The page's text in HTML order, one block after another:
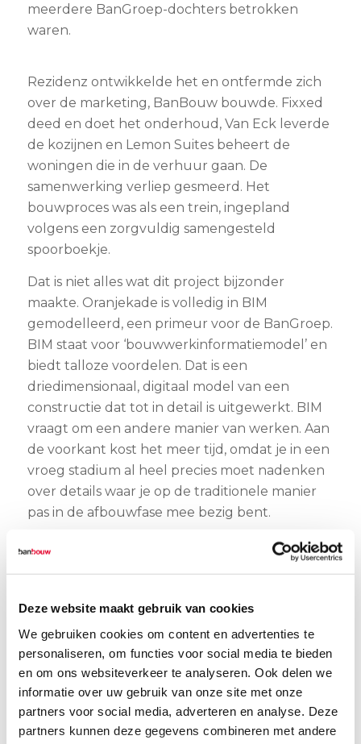
Deze website maakt gebruik van cookies
We gebruiken cookies om content en advertenties te
personaliseren, om functies voor social media te bieden
en om ons websiteverkeer te analyseren. Ook delen we
informatie over uw gebruik van onze site met onze
partners voor social media, adverteren en analyse. Deze
partners kunnen deze gegevens combineren met andere
meerdere BanGroep-dochters betrokken
waren.
Rezidenz ontwikkelde het en ontfermde zich
over de marketing, BanBouw bouwde. Fixxed
deed en doet het onderhoud, Van Eck leverde
de kozijnen en Lemon Suites beheert de
woningen die in de verhuur gaan. De
samenwerking verliep gesmeerd. Het
bouwproces was als een trein, ingepland
volgens een zorgvuldig samengesteld
spoorboekje.
Dat is niet alles wat dit project bijzonder
maakte. Oranjekade is volledig in BIM
gemodelleerd, een primeur voor de BanGroep.
BIM staat voor ‘bouwwerkinformatiemodel’ en
biedt talloze voordelen. Dat is een
driedimensionaal, digitaal model van een
constructie dat tot in detail is uitgewerkt. BIM
vraagt om een andere manier van werken. Aan
de voorkant kost het meer tijd, omdat je in een
vroeg stadium al heel precies moet nadenken
over details waar je op de traditionele manier
pas in de afbouwfase mee bezig bent.
Jack Aldenhoven grijpt de microfoon en neemt
2008 is dit terrein in de verkoop gegaan. Wij
zagen het meteen zitten, maakten een plan en
wonnen de tender. De tijd werkte helaas niet
zo mee. Niet veel later brak de bankencrisis uit
en dat had gigantische gevolgen voor onze
sector. We besloten het project uit te stellen
en haalden het na de crisis in 2017 weer uit de